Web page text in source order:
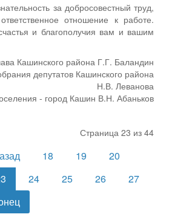
за добросовестный труд,
отношение к работе.
и благополучия вам и вашим
Кашинского района Г.Г. Баландин
депутатов Кашинского района
Н.В. Леванова
- город Кашин В.Н. Абаньков
Страница 23 из 44
18 19
20
24 25 26
27